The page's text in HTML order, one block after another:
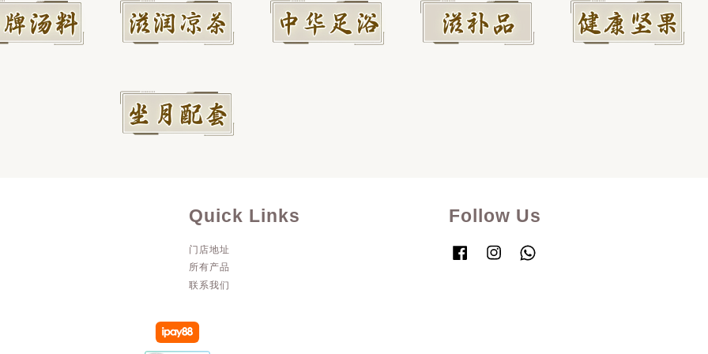
Quick Links
门店地址
所有产品
联系我们
Follow Us
FacebookInstagram